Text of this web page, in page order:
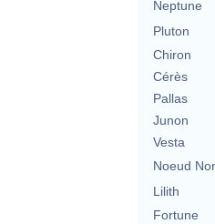
Neptune
Pluton
Chiron
Cérès
Pallas
Junon
Vesta
Noeud
Lilith
Fortune